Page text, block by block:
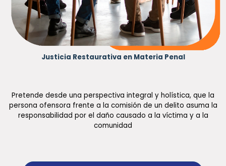
Justicia Restaurativa en Materia Penal
Pretende desde una perspectiva integral y holística, que la
persona ofensora frente a la comisión de un delito asuma la
responsabilidad por el daño causado a la víctima y a la
comunidad